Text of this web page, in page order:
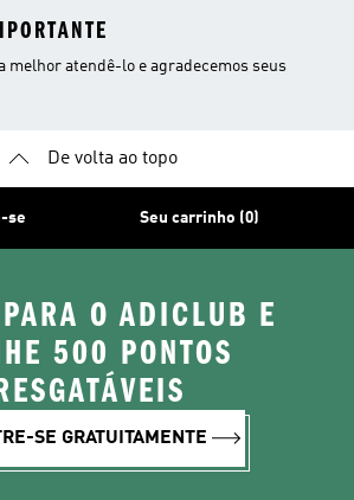
melhor atendê-lo e agradecemos seus
De volta ao topo
se Seu carrinho (0)
O ADICLUB E
500 PONTOS
SE GRATUITAMENTE